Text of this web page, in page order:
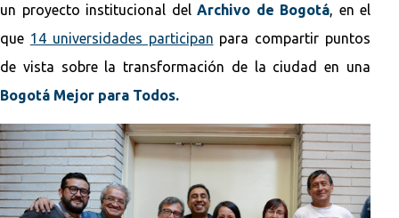
un proyecto institucional del Archivo de Bogotá, en el
que 14 universidades participan para compartir puntos
de vista sobre la transformación de la ciudad en una
Bogotá Mejor para Todos.